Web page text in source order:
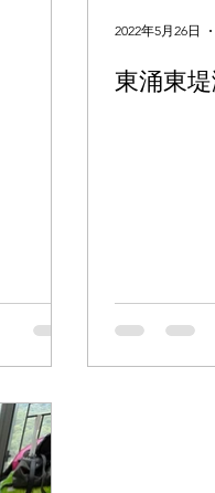
東涌東
2022年5月26日